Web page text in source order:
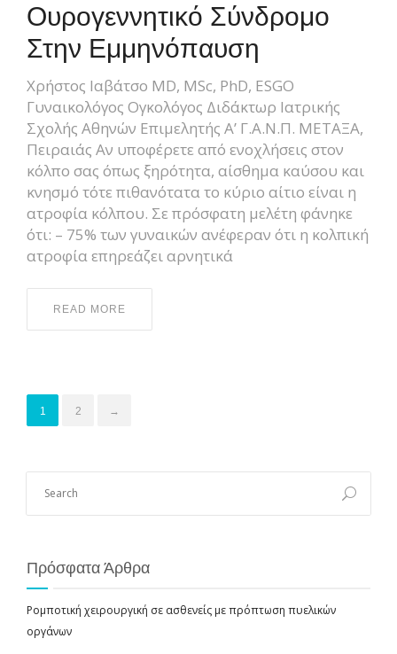
Ουρογεννητικό Σύνδρομο
Στην Εμμηνόπαυση
Χρήστος Ιαβάτσο MD, MSc, PhD, ESGO
Γυναικολόγος Ογκολόγος Διδάκτωρ Ιατρικής
Σχολής Αθηνών Επιμελητής Α’ Γ.Α.Ν.Π. ΜΕΤΑΞΑ,
Πειραιάς Αν υποφέρετε από ενοχλήσεις στον
κόλπο σας όπως ξηρότητα, αίσθημα καύσου και
κνησμό τότε πιθανότατα το κύριο αίτιο είναι η
ατροφία κόλπου. Σε πρόσφατη μελέτη φάνηκε
ότι: – 75% των γυναικών ανέφεραν ότι η κολπική
ατροφία επηρεάζει αρνητικά
READ MORE
1 2 →
Πρόσφατα Άρθρα
Ρομποτική χειρουργική σε ασθενείς με πρόπτωση πυελικών
οργάνων